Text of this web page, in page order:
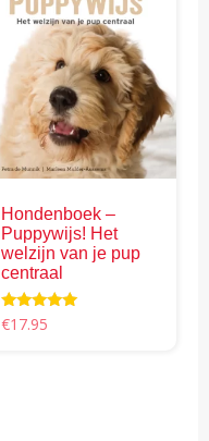
Hondenboek –
Puppywijs! Het
welzijn van je pup
centraal
Waardering
5.00
€17.95